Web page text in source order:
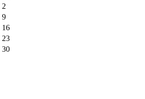
2
9
16
23
30